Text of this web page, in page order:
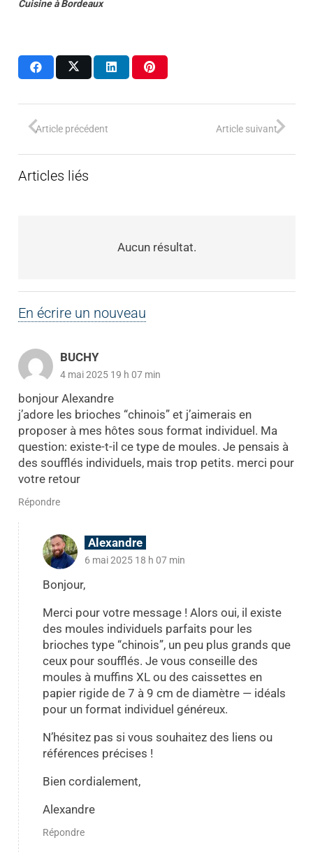
Cuisine à Bordeaux
Article précédent Article suivant
Articles liés
Aucun résultat.
En écrire un nouveau
BUCHY
4 mai 2025 19 h 07 min
bonjour Alexandre
j’adore les brioches “chinois” et j’aimerais en
proposer à mes hôtes sous format individuel. Ma
question: existe-t-il ce type de moules. Je pensais à
des soufflés individuels, mais trop petits. merci pour
votre retour
Répondre
Alexandre
6 mai 2025 18 h 07 min
Bonjour,
Merci pour votre message ! Alors oui, il existe
des moules individuels parfaits pour les
brioches type “chinois”, un peu plus grands que
ceux pour soufflés. Je vous conseille des
moules à muffins XL ou des caissettes en
papier rigide de 7 à 9 cm de diamètre — idéals
pour un format individuel généreux.
N’hésitez pas si vous souhaitez des liens ou
références précises !
Bien cordialement,
Alexandre
Répondre